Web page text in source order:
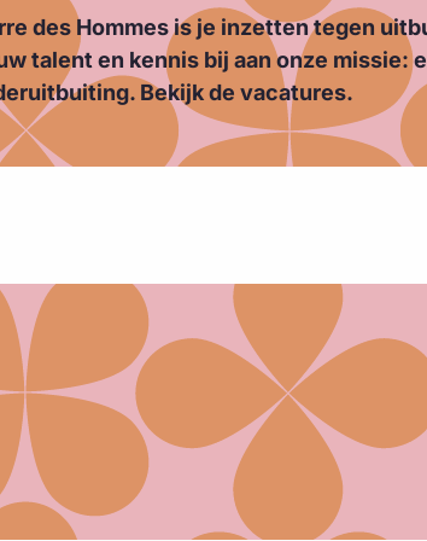
des Hommes is je inzetten tegen
talent en kennis bij aan onze missie:
Bekijk de vacatures.